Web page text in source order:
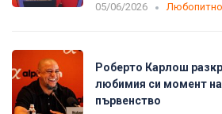
05/06/2026 Любопитно
Роберто Карлош
любимия си момент
първенство